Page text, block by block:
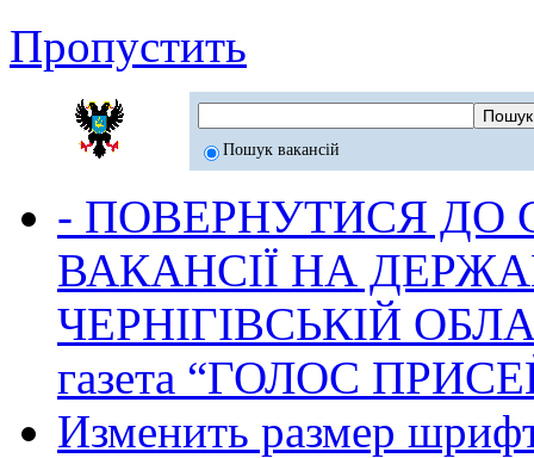
Пропустить
Пошук вакансій
- ПОВЕРНУТИСЯ ДО
ВАКАНСІЇ НА
ЧЕРНІГІВСЬКІЙ
газета “ГОЛОС
Изменить размер